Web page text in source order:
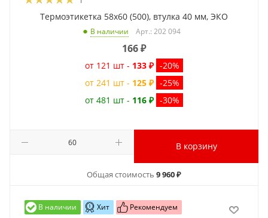
Термоэтикетка 58x60 (500), втулка 40 мм, ЭКО
В наличии Арт.: 202 094
166₽
от 121 шт - 133 ₽ -20%
от 241 шт - 125 ₽ -25%
от 481 шт - 116 ₽ -30%
В корзину
Общая стоимость 9 960 ₽
В наличии Хит Рекомендуем